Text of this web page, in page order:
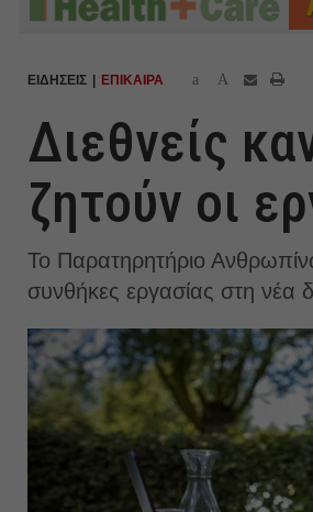
ΕΙΔΗΣΕΙΣ ΕΠΙΚΑΙΡΑ a A
Διεθνείς
ζητούν οι
Το Παρατηρητήριο
συνθήκες εργασίας στη νέα